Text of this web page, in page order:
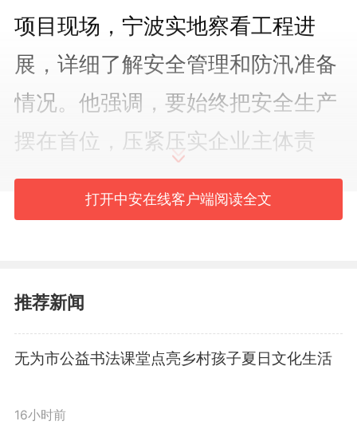
项目现场，宁波实地察看工程进
展，详细了解安全管理和防汛准备
情况。他强调，要始终把安全生产
摆在首位，压紧压实企业主体责
任，严格施工规范，强化现场管
理，统筹质量、安全与进度，全力
主汛期节点，完善应急预案，备足
防汛物资，强化值班值守，确保项
目安全度汛。宁波向建设现场的劳
动者致以节日问候，叮嘱企业扎实
打开中安在线客户端阅读全文
推荐新闻
无为市公益书法课堂点亮乡村孩子夏日文化生活
16小时前